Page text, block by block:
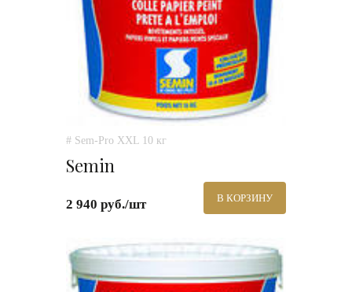
# Sem-Pro XXL 10 кг
Semin
2 940 руб./шт В КОРЗИНУ